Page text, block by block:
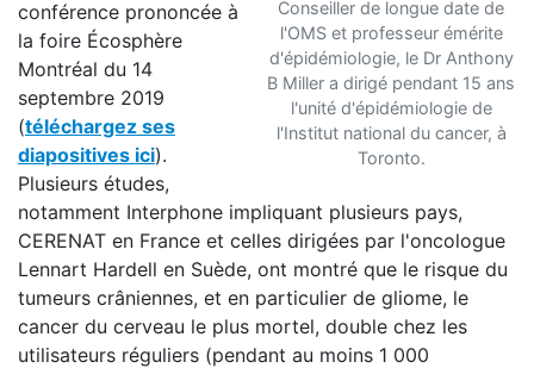
Conseiller de longue date de
l'OMS et professeur émérite
d'épidémiologie, le Dr Anthony
B Miller a dirigé pendant 15 ans
l'unité d'épidémiologie de
l'Institut national du cancer, à
Toronto.
conférence prononcée à
la foire Écosphère
Montréal du 14
septembre 2019
(téléchargez ses
diapositives ici).
Plusieurs études,
notamment Interphone impliquant plusieurs pays,
CERENAT en France et celles dirigées par l'oncologue
Lennart Hardell en Suède, ont montré que le risque du
tumeurs crâniennes, et en particulier de gliome, le
cancer du cerveau le plus mortel, double chez les
utilisateurs réguliers (pendant au moins 1 000